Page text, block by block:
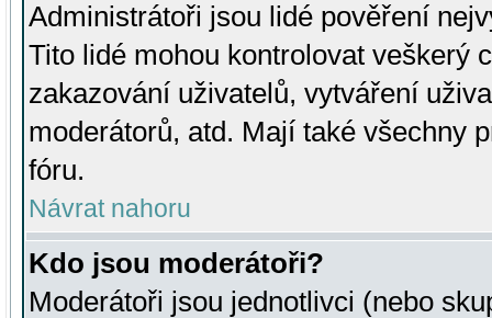
Administrátoři jsou lidé pověření
Tito lidé mohou kontrolovat veškerý
zakazování uživatelů, vytváření
moderátorů, atd. Mají také všechny
fóru.
Návrat nahoru
Kdo jsou moderátoři?
Moderátoři jsou jednotlivci (nebo